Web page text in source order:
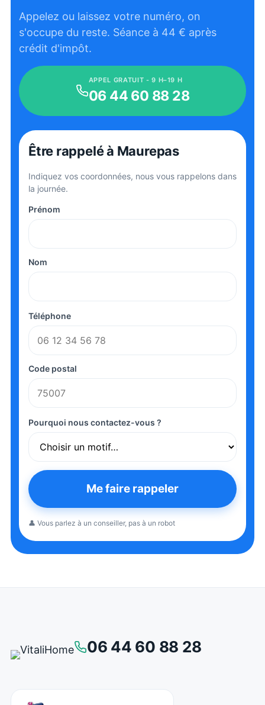
Appelez ou laissez votre numéro, on
s'occupe du reste. Séance à 44 € après
crédit d'impôt.
APPEL GRATUIT - 9 H–19 H
06 44 60 88 28
Être rappeléà Maurepas
Indiquez vos coordonnées, nous vous rappelons dans
la journée.
Prénom
Nom
Téléphone
Code postal
Pourquoi nous contactez-vous ?
Me faire rappeler
👤 Vous parlez à un conseiller, pas à un robot
06 44 60 88 28